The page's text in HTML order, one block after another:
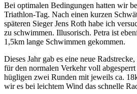
Bei optimalen Bedingungen hatten wir
Triathlon-Tag. Nach einen kurzen
späteren Sieger Jens Roth habe ich
zu schwimmen. Illusorisch. Petra ist
1,5km lange Schwimmen gekommen.
Dieses Jahr gab es eine neue
für den normalen Verkehr voll
hügligen zwei Runden mit jeweils ca.
wir es bei leichtem Wind das schnelle